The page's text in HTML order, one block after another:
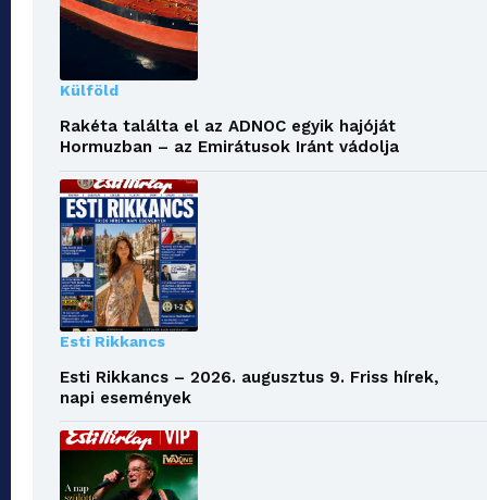
Külföld
Rakéta találta el az ADNOC egyik hajóját
Hormuzban – az Emirátusok Iránt vádolja
Esti Rikkancs
Esti Rikkancs – 2026. augusztus 9. Friss hírek,
napi események